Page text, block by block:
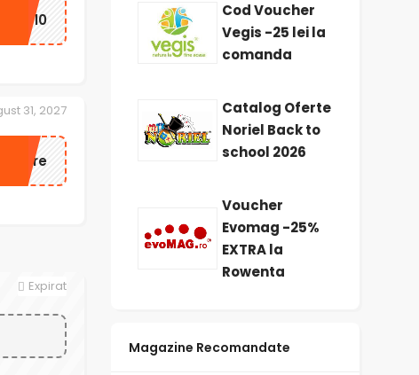
zita1010
31, 2027
Expirat
Cod Voucher
Vegis -25 lei la
comanda
Catalog Oferte
Noriel Back to
school 2026
Voucher
Evomag -25%
EXTRA la
Rowenta
Magazine Recomandate